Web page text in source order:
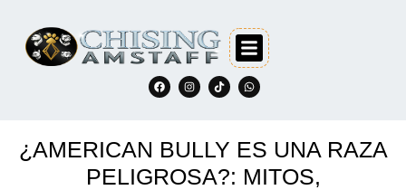
¿AMERICAN BULLY ES UNA RAZA
PELIGROSA?: MITOS,